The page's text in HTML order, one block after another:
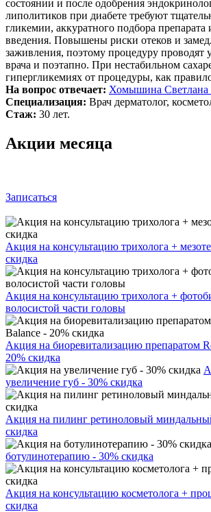
состоянии и после одобрения
липолитиков при диабете требуют
гликемии, аккуратного подбора
введения. Повышены риски отеков и
заживления, поэтому процедуру проводят
врача и поэтапно. При нестабильном
гипергликемиях от процедуры, как
На вопрос отвечает: Хомышина Светлана
Специализация: Врач дерматолог,
Стаж: 30 лет.
Акции месяца
Записаться
Акция на консультацию трихолога +
скидка
Акция на консультацию трихолога +
волосистой части головы
Акция на биоревитализацию препаратом
20% скидка
увеличение губ - 30% скидка
Акция на пилинг ретиноловый
скидка
ботулинотерапию - 30% скидка
Акция на консультацию косметолога +
скидка